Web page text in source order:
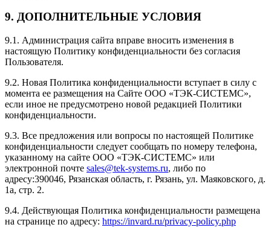
9. ДОПОЛНИТЕЛЬНЫЕ УСЛОВИЯ
9.1. Администрация сайта вправе вносить изменения в
настоящую Политику конфиденциальности без согласия
Пользователя.
9.2. Новая Политика конфиденциальности вступает в силу с
момента ее размещения на Сайте ООО «ТЭК-СИСТЕМС»,
если иное не предусмотрено новой редакцией Политики
конфиденциальности.
9.3. Все предложения или вопросы по настоящей Политике
конфиденциальности следует сообщать по номеру телефона,
указанному на сайте ООО «ТЭК-СИСТЕМС» или
электронной почте sales@tek-systems.ru, либо по
адресу:390046, Рязанская область, г. Рязань, ул. Маяковского, д.
1а, стр. 2.
9.4. Действующая Политика конфиденциальности размещена
на странице по адресу: https://invard.ru/privacy-policy.php